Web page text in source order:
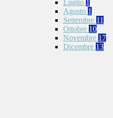
Luglio 1
Agosto 1
Settembre 11
Ottobre 10
Novembre 17
Dicembre 13